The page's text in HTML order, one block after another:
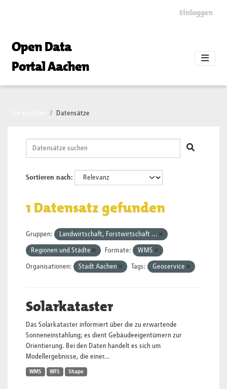
Einloggen
Open Data
Portal Aachen
Datensätze
Sortieren nach
1 Datensatz gefunden
Gruppen: Landwirtschaft, Forstwirtschaft ...
Regionen und Städte Formate: WMS
Organisationen: Stadt Aachen Tags: Geoservice
Solarkataster
Das Solarkataster informiert über die zu erwartende
Sonneneinstahlung; es dient Gebäudeeigentümern zur
Orientierung. Bei den Daten handelt es sich um
Modellergebnisse, die einer...
WMS WFS Shape